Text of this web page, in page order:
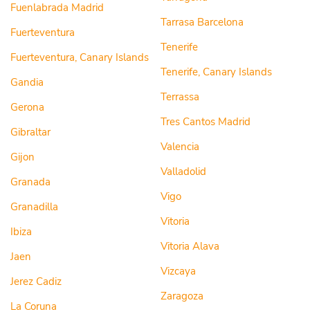
Fuenlabrada Madrid
Fuerteventura
Fuerteventura, Canary Islands
Gandia
Gerona
Gibraltar
Gijon
Granada
Granadilla
Ibiza
Jaen
Jerez Cadiz
La Coruna
Tarrasa Barcelona
Tenerife
Tenerife, Canary Islands
Terrassa
Tres Cantos Madrid
Valencia
Valladolid
Vigo
Vitoria
Vitoria Alava
Vizcaya
Zaragoza